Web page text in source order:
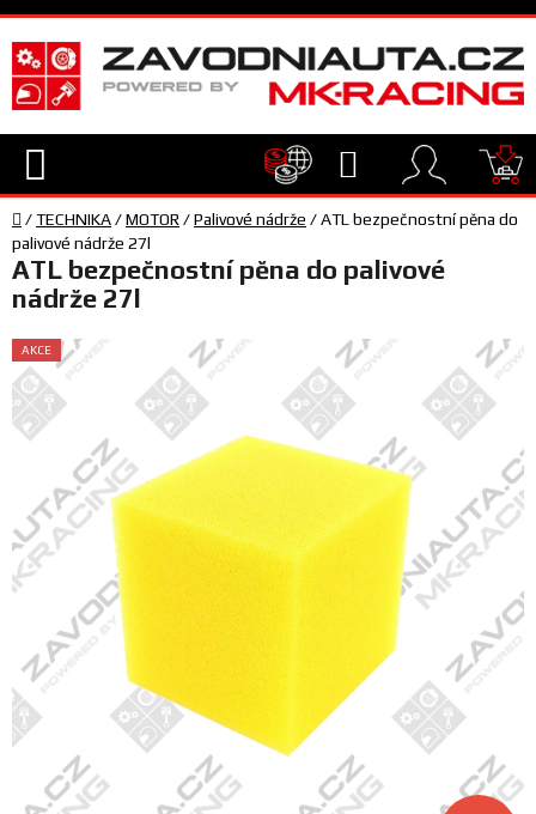
Přejít
na
obsah
Hledat
TECHNIKA
VYBAVENÍ
JEZDEC
TÝM
SERVIS
FANOUŠCI
Profil
firmy
Obchodní
podmínky
Domů
/TECHNIKA/MOTOR /Palivové nádrže /ATL bezpečnostní pěna do
palivové nádrže 27l
ATL bezpečnostní pěna do palivové
nádrže 27l
AKCE